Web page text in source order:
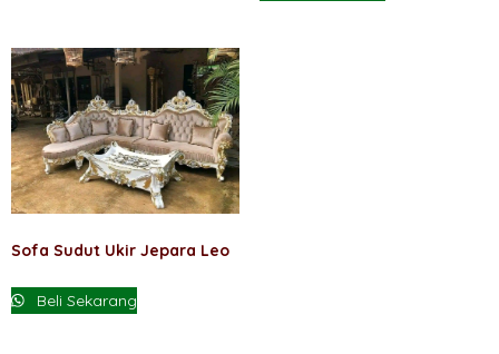
Sofa Sudut Ukir Jepara Leo
Beli Sekarang